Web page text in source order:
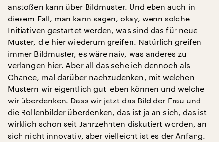
anstoßen kann über Bildmuster. Und eben auch in
diesem Fall, man kann sagen, okay, wenn solche
Initiativen gestartet werden, was sind das für neue
Muster, die hier wiederum greifen. Natürlich greifen
immer Bildmuster, es wäre naiv, was anderes zu
verlangen hier. Aber all das sehe ich dennoch als
Chance, mal darüber nachzudenken, mit welchen
Mustern wir eigentlich gut leben können und welche
wir überdenken. Dass wir jetzt das Bild der Frau und
die Rollenbilder überdenken, das ist ja an sich, das ist
wirklich schon seit Jahrzehnten diskutiert worden, an
sich nicht innovativ, aber vielleicht ist es der Anfang.